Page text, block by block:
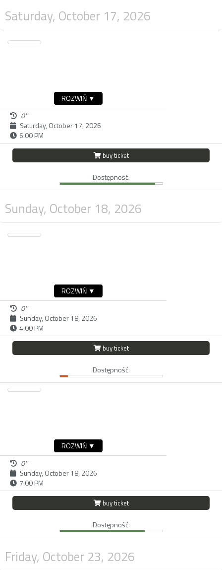
Saturday, October 17, 2026
ROZWIŃ ▼
0''
Saturday, October 17, 2026
6:00 PM
buy ticket
Dostępność:
Sunday, October 18, 2026
ROZWIŃ ▼
0''
Sunday, October 18, 2026
4:00 PM
buy ticket
Dostępność:
ROZWIŃ ▼
0''
Sunday, October 18, 2026
7:00 PM
buy ticket
Dostępność:
Friday, October 23, 2026